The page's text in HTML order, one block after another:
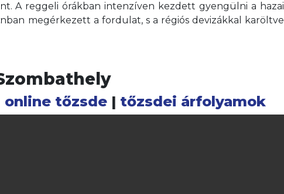
A reggeli órákban intenzíven kezdett gyengülni a hazai
megérkezett a fordulat, s a régiós devizákkal karöltve
online tőzsde | tőzsdei árfolyamok